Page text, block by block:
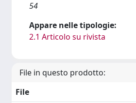
54
Appare nelle tipologie:
2.1 Articolo su rivista
File in questo prodotto:
File